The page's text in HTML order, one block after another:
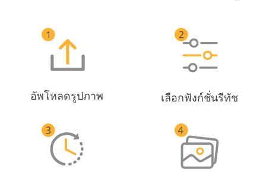
อัพโหลดรูปภาพ เลือกฟังก์ชั่นรีทัช